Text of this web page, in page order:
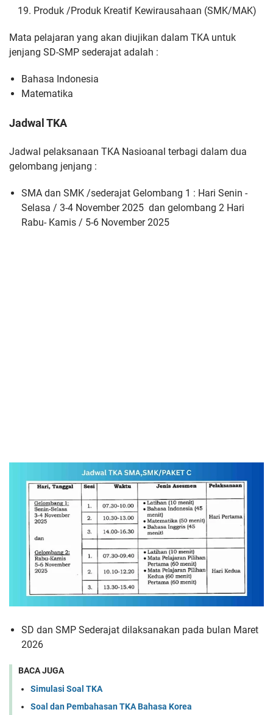
Produk /Produk Kreatif Kewirausahaan (SMK/MAK)
Mata pelajaran yang akan diujikan dalam TKA untuk
jenjang SD-SMP sederajat adalah :
Bahasa Indonesia
Matematika
Jadwal TKA
Jadwal pelaksanaan TKA Nasioanal terbagi dalam dua
gelombang jenjang :
SMA dan SMK /sederajat Gelombang 1 : Hari Senin -
Selasa / 3-4 November 2025 dan gelombang 2 Hari
Rabu- Kamis / 5-6 November 2025
SD dan SMP Sederajat dilaksanakan pada bulan Maret
2026
BACA JUGA
Simulasi Soal TKA
Soal dan Pembahasan TKA Bahasa Korea